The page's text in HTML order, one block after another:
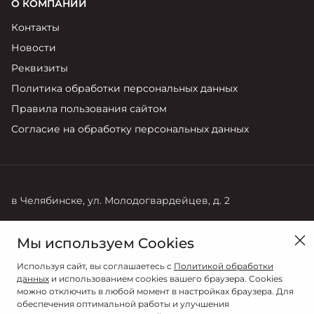
О КОМПАНИИ
Контакты
Новости
Реквизиты
Политика обработки персональных данных
Правила пользования сайтом
Согласие на обработку персональных данных
в Челябинске, ул. Молодогвардейцев, д. 2
8 (351) 778-88-00
Мы используем Cookies
Используя сайт, вы соглашаетесь с Политикой обработки
данных и использованием cookies вашего браузера. Cookies
можно отключить в любой момент в настройках браузера. Для
обеспечения оптимальной работы и улучшения